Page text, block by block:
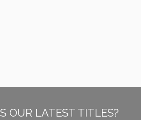
OUR LATEST TITLES?